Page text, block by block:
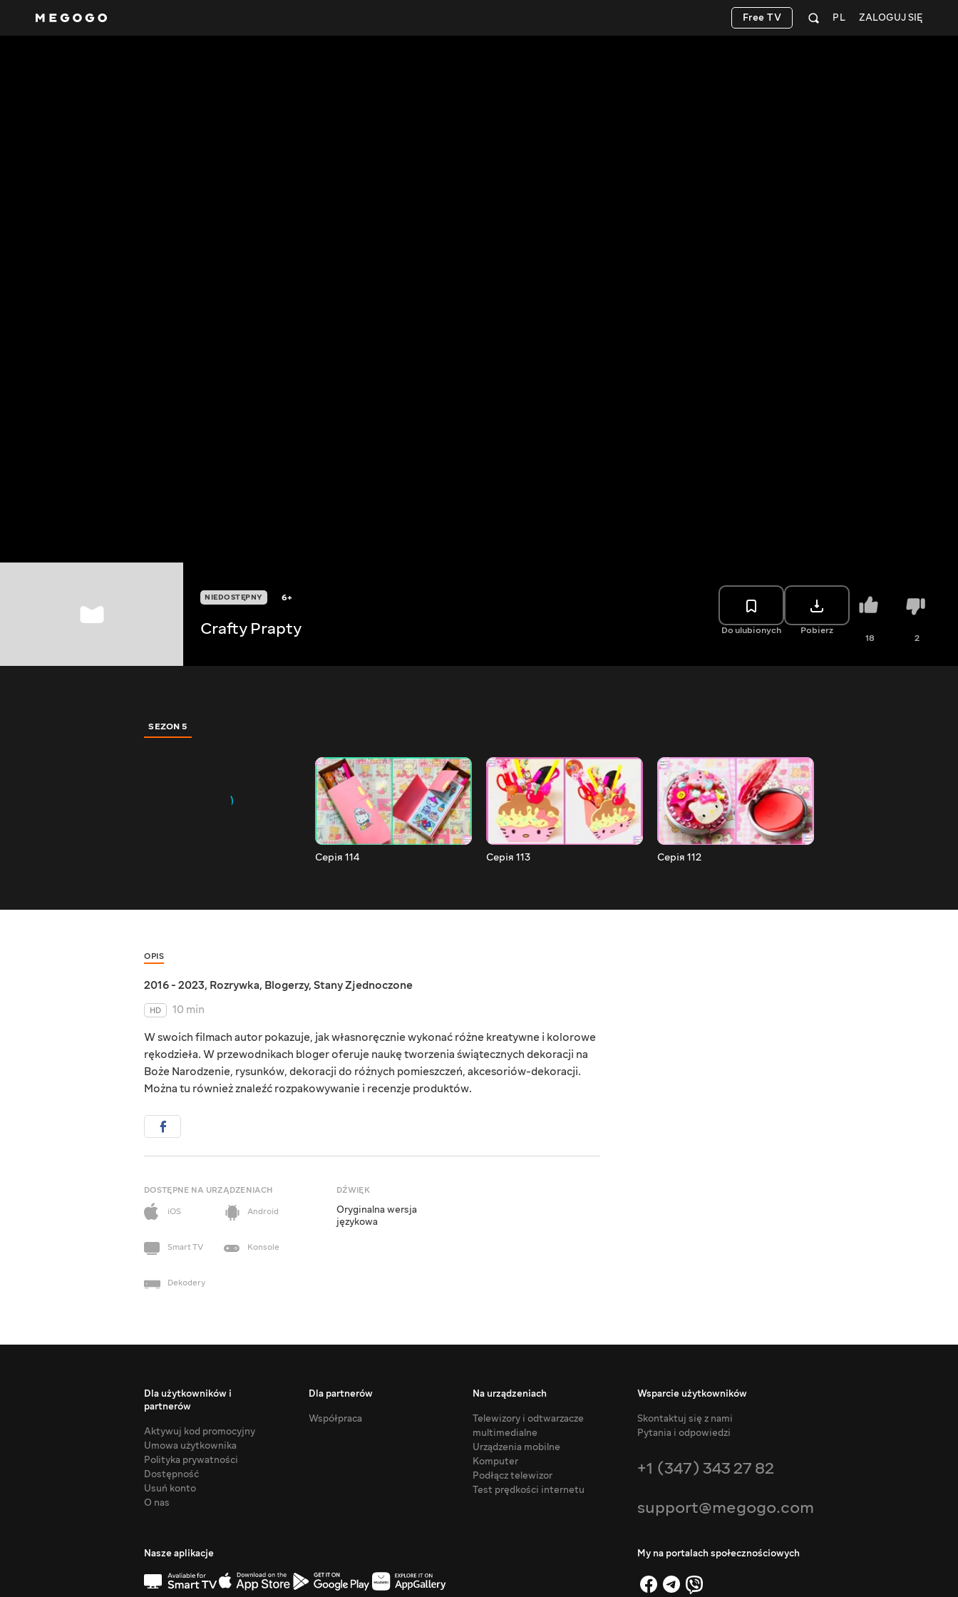
ZALOGUJ SIĘ
PL
Free TV
NIEDOSTĘPNY 6+
Crafty Prapty Do ulubionych Pobierz
18 2
SEZON 5
Серія 114 Серія 113 Серія 112
OPIS
2016 - 2023, Rozrywka, Blogerzy, Stany Zjednoczone
HD
10 min
W swoich filmach autor pokazuje, jak własnoręcznie wykonać różne kreatywne i kolorowe
rękodzieła. W przewodnikach bloger oferuje naukę tworzenia świątecznych dekoracji na
Boże Narodzenie, rysunków, dekoracji do różnych pomieszczeń, akcesoriów-dekoracji.
Można tu również znaleźć rozpakowywanie i recenzje produktów.
DOSTĘPNE NA URZĄDZENIACH
iOS
Android
Smart TV Konsole
Dekodery
DŹWIĘK
Oryginalna wersja
językowa
Dla użytkowników i
partnerów
Aktywuj kod promocyjny
Umowa użytkownika
Polityka prywatności
Dostępność
Usuń konto
O nas
Dla partnerów
Współpraca
Na urządzeniach
Telewizory i odtwarzacze
multimedialne
Urządzenia mobilne
Komputer
Podłącz telewizor
Test prędkości internetu
Wsparcie użytkowników
Skontaktuj się z nami
Pytania i odpowiedzi
+1 (347) 343 27 82
support@megogo.com
Nasze aplikacje My na portalach społecznościowych